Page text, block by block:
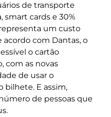
de transporte
smart cards e 30%
um custo
acordo com Dantas, o
o cartão
com as novas
de usar o
bilhete. E assim,
de pessoas que